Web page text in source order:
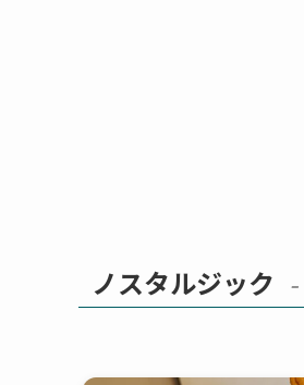
ノスタルジック